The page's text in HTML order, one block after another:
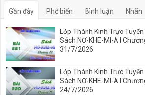
Gần đây Phổ biến Bình luận Nhãn
Lớp Thánh Kinh Trực Tuyến
Sách NƠ-KHE-MI-A I
31/7/2026
Lớp Thánh Kinh Trực
Sách NƠ-KHE-MI-A I
24/7/2026